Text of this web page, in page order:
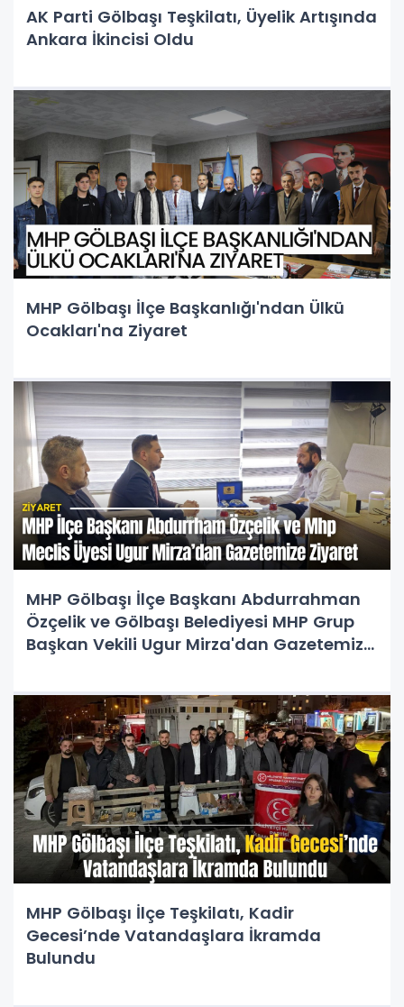
AK Parti Gölbaşı Teşkilatı, Üyelik Artışında
Ankara İkincisi Oldu
MHP Gölbaşı İlçe Başkanlığı'ndan Ülkü
Ocakları'na Ziyaret
MHP Gölbaşı İlçe Başkanı Abdurrahman
Özçelik ve Gölbaşı Belediyesi MHP Grup
Başkan Vekili Ugur Mirza'dan Gazetemize
MHP Gölbaşı İlçe Teşkilatı, Kadir
Gecesi’nde Vatandaşlara İkramda
Bulundu